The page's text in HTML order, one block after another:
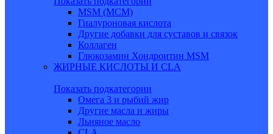
MSM (МСМ)
Гиалуроновая кислота
Другие добавки для суставов и связок
Коллаген
Глюкозамин Хондроитин MSM
ЖИРНЫЕ КИСЛОТЫ И CLA
Показать подкатегории
Омега 3 и рыбий жир
Другие масла и жиры
Льняное масло